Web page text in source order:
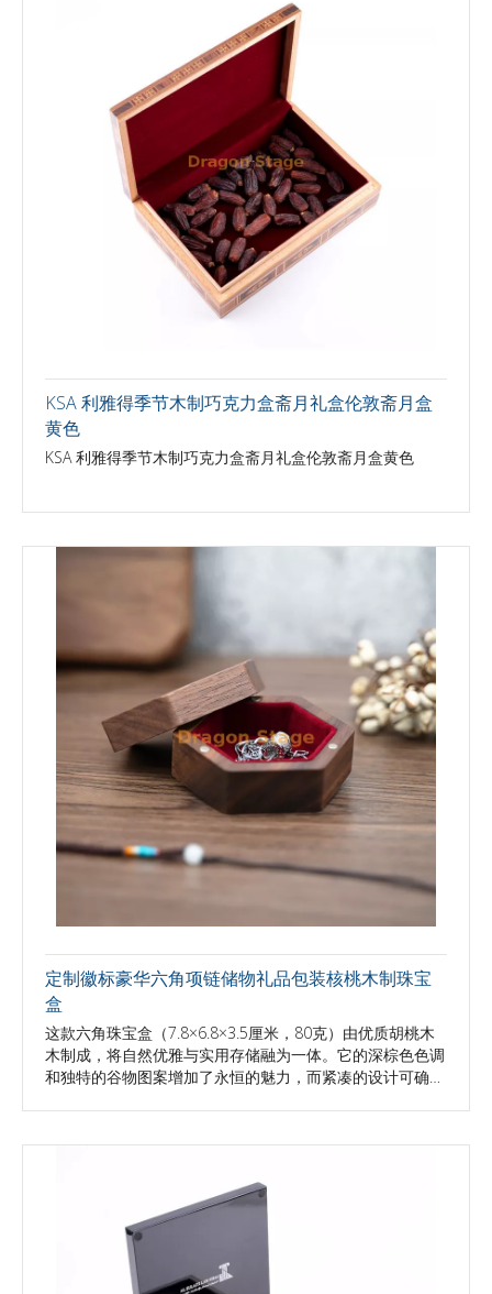
KSA 利雅得季节木制巧克力盒斋月礼盒伦敦斋月盒
黄色
KSA 利雅得季节木制巧克力盒斋月礼盒伦敦斋月盒黄色
定制徽标豪华六角项链储物礼品包装核桃木制珠宝
盒
这款六角珠宝盒（7.8×6.8×3.5厘米，80克）由优质胡桃木
木制成，将自然优雅与实用存储融为一体。它的深棕色色调
和独特的谷物图案增加了永恒的魅力，而紧凑的设计可确保
装在OPP袋和纸箱中，并带有1件式涂料，以柔性订购。组